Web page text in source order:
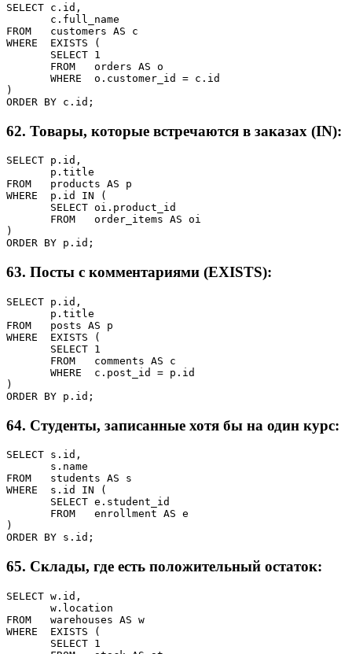
SELECT c.id,
       c.full_name
FROM   customers AS c
WHERE  EXISTS (
       SELECT 1
       FROM   orders AS o
       WHERE  o.customer_id = c.id
)
ORDER BY c.id;
62. Товары, которые встречаются в заказах (IN):
SELECT p.id,
       p.title
FROM   products AS p
WHERE  p.id IN (
       SELECT oi.product_id
       FROM   order_items AS oi
)
ORDER BY p.id;
63. Посты с комментариями (EXISTS):
SELECT p.id,
       p.title
FROM   posts AS p
WHERE  EXISTS (
       SELECT 1
       FROM   comments AS c
       WHERE  c.post_id = p.id
)
ORDER BY p.id;
64. Студенты, записанные хотя бы на один курс:
SELECT s.id,
       s.name
FROM   students AS s
WHERE  s.id IN (
       SELECT e.student_id
       FROM   enrollment AS e
)
ORDER BY s.id;
65. Склады, где есть положительный остаток:
SELECT w.id,
       w.location
FROM   warehouses AS w
WHERE  EXISTS (
       SELECT 1